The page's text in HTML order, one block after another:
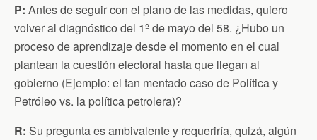
P: Antes de seguir con el plano de las medidas, quiero
volver al diagnóstico del 1º de mayo del 58. ¿Hubo un
proceso de aprendizaje desde el momento en el cual
plantean la cuestión electoral hasta que llegan al
gobierno (Ejemplo: el tan mentado caso de Política y
Petróleo vs. la política petrolera)?
R: Su pregunta es ambivalente y requeriría, quizá, algún